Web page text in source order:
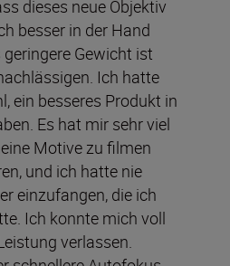
dieses neue Objektiv
besser in der Hand
Gewicht ist
Ich hatte
ein besseres Produkt in
Es hat mir sehr viel
Motive zu filmen
und ich hatte nie
einzufangen, die ich
Ich konnte mich voll
verlassen.